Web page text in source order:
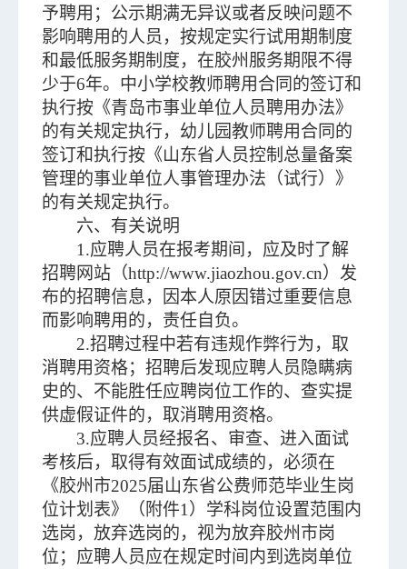
予聘用；公示期满无异议或者反映问题不
影响聘用的人员，按规定实行试用期制度
和最低服务期制度，在胶州服务期限不得
少于6年。中小学校教师聘用合同的签订和
执行按《青岛市事业单位人员聘用办法》
的有关规定执行，幼儿园教师聘用合同的
签订和执行按《山东省人员控制总量备案
管理的事业单位人事管理办法（试行）》
的有关规定执行。
六、有关说明
1.应聘人员在报考期间，应及时了解
招聘网站（http://www.jiaozhou.gov.cn）发
布的招聘信息，因本人原因错过重要信息
而影响聘用的，责任自负。
2.招聘过程中若有违规作弊行为，取
消聘用资格；招聘后发现应聘人员隐瞒病
史的、不能胜任应聘岗位工作的、查实提
供虚假证件的，取消聘用资格。
3.应聘人员经报名、审查、进入面试
考核后，取得有效面试成绩的，必须在
《胶州市2025届山东省公费师范毕业生岗
位计划表》（附件1）学科岗位设置范围内
选岗，放弃选岗的，视为放弃胶州市岗
位；应聘人员应在规定时间内到选岗单位